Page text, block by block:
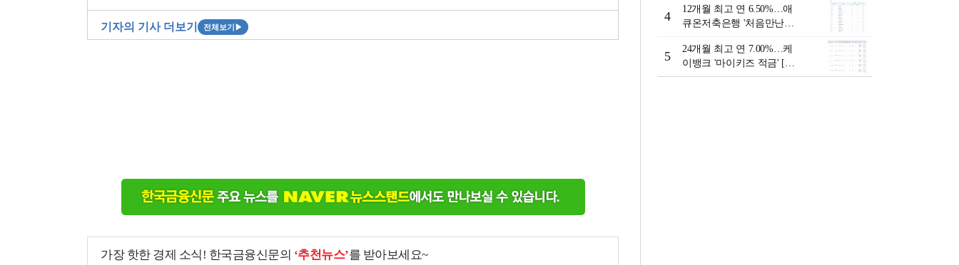
기자의 기사 더보기 전체보기 ▶
가장 핫한 경제 소식! 한국금융신문의 ‘추천뉴스’를 받아보세요~
4
12개월 최고 연 6.50%…애
큐온저축은행 '처음만난적
리-8월 2주]
5
24개월 최고 연 7.00%…케
이뱅크 '마이키즈 적금' [이
주의 은행 적금금리-8월 2